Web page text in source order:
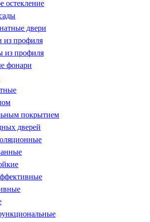
остекление
двери
из профиля
из профиля
фонари
покрытием
дверей